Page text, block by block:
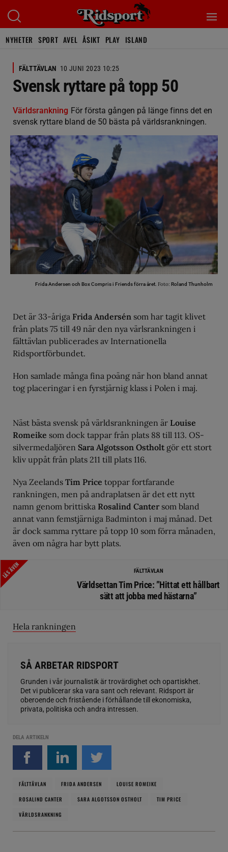
NYHETER SPORT AVEL ÅSIKT PLAY ISLAND
FÄLTTÄVLAN 10 JUNI 2023 10:25
Svensk ryttare på topp 50
Världsrankning För första gången på länge finns det en
svensk ryttare bland de 50 bästa på världsrankningen.
Frida Andersen och Box Compris i Friends förra året. Foto: Roland Thunholm
Det är 33-åriga Frida Andersén som har tagit klivet
från plats 75 till 49 när den nya värlsrankningen i
fälttävlan publicerades av Internationella
Ridsportförbundet.
Hon samlade många fina poäng när hon bland annat
tog placeringar i en fyrstjärnig klass i Polen i maj.
Näst bästa svensk på världsrankningen är Louise
Romeike som dock tappar från plats 88 till 113. OS-
silvermedaljören Sara Algotsson Ostholt gör ett stort
kliv uppåt från plats 211 till plats 116.
Nya Zeelands Tim Price toppar fortfarande
rankningen, men på andraplatsen är det ett nytt
namn genom brittiska Rosalind Canter som bland
annat vann femstjärniga Badminton i maj månad. Det
är dock samma ryttare på topp 10 som förra månaden,
även om några har bytt plats.
LÄS ÄVEN FÄLTTÄVLAN
Världsettan Tim Price: ”Hittat ett hållbart
sätt att jobba med hästarna”
Hela rankningen
SÅ ARBETAR RIDSPORT
Grunden i vår journalistik är trovärdighet och opartiskhet.
Det vi publicerar ska vara sant och relevant. Ridsport är
oberoende och fristående i förhållande till ekonomiska,
privata, politiska och andra intressen.
DELA ARTIKELN
FÄLTTÄVLAN FRIDA ANDERSEN
LOUISE ROMEIKE
ROSALIND CANTER
SARA ALGOTSSON OSTHOLT
TIM PRICE
VÄRLDSRANKNING